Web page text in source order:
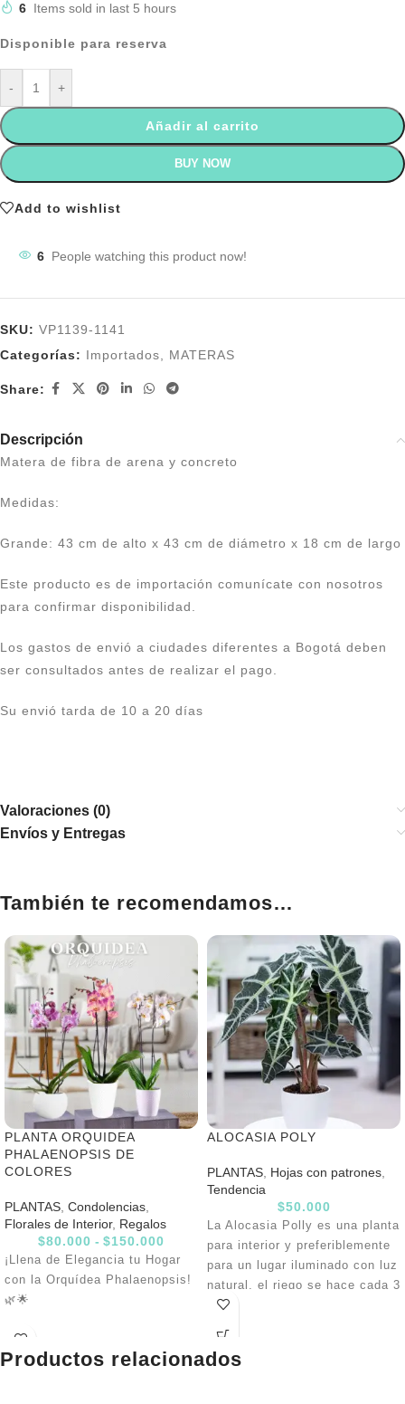
6 Items sold in last 5 hours
Disponible para reserva
- +
Añadir al carrito
BUY NOW
Add to wishlist
6 People watching this product now!
SKU: VP1139-1141
Categorías: Importados MATERAS
Share:
Descripción
Matera de fibra de arena y concreto
Medidas:
Grande: 43 cm de alto x 43 cm de diámetro x 18 cm de largo
Este producto es de importación comunícate con nosotros
para confirmar disponibilidad.
Los gastos de envió a ciudades diferentes a Bogotá deben
ser consultados antes de realizar el pago.
Su envió tarda de 10 a 20 días
Valoraciones (0)
Envíos y Entregas
También te recomendamos…
PLANTA ORQUIDEA
PHALAENOPSIS DE
COLORES
PLANTAS Condolencias
Florales de Interior, Regalos
$80.000 - $150.000
¡Llena de Elegancia tu Hogar
con la Orquídea Phalaenopsis!
🌿🌟
tallo entre 60-70 cm, con 2
varas y más de 7 flores por
ALOCASIA POLY
PLANTAS Hojas con patrones
Tendencia
$50.000
La Alocasia Polly es una planta
para interior y preferiblemente
para un lugar iluminado con luz
natural, el riego se hace cada 3
o 4 días evitando
recomienda pulverizar las hojas
Productos relacionados